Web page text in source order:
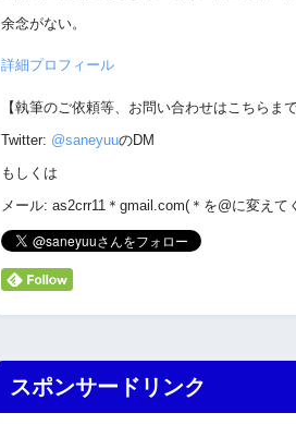
余念がない。
詳細プロフィール
【執筆のご依頼等、お問い合わせはこちらまで
Twitter: @saneyuuのDM
もしくは
メール: as2crr11＊gmail.com(＊を@に変えて
スポンサードリンク